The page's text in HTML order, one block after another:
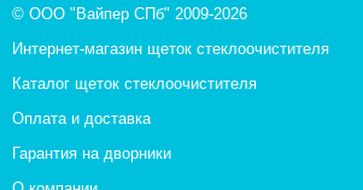
© ООО "Вайпер СПб" 2009-2026
Интернет-магазин щеток стеклоочистителя
Каталог щеток стеклоочистителя
Оплата и доставка
Гарантия на дворники